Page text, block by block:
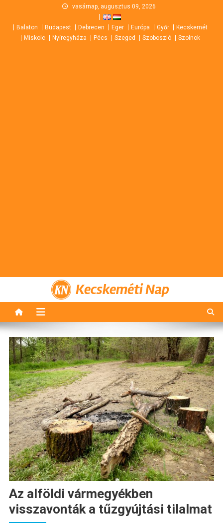
content
vasárnap, augusztus 09, 2026
Balaton Budapest Debrecen Eger Európa Győr
Kecskemét
Miskolc
Nyíregyháza Pécs Szeged Szoboszló Szolnok
Kecskeméti Nap
Az alföldi vármegyékben
visszavonták a tűzgyújtási tilalmat